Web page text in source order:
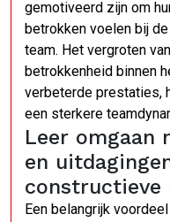
gemotiveerd zijn om
betrokken voelen bij
team. Het vergroten
betrokkenheid binnen
verbeterde prestaties,
een sterkere
Leer omgaan
en
constructieve
Een belangrijk